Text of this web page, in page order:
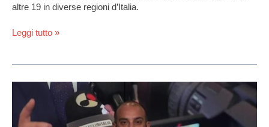
altre 19 in diverse regioni d’Italia.
Leggi tutto »
Club
Edizione
Serale